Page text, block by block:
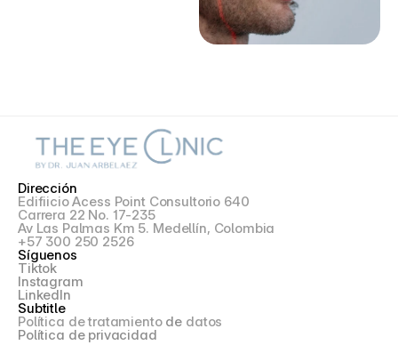
Dirección
Edifiicio Acess Point Consultorio 640
Carrera 22 No. 17-235
Av Las Palmas Km 5. Medellín, Colombia
+57 300 250 2526
Síguenos
Tiktok
Instagram
LinkedIn
Subtitle
Política de tratamiento de datos
Política de privacidad